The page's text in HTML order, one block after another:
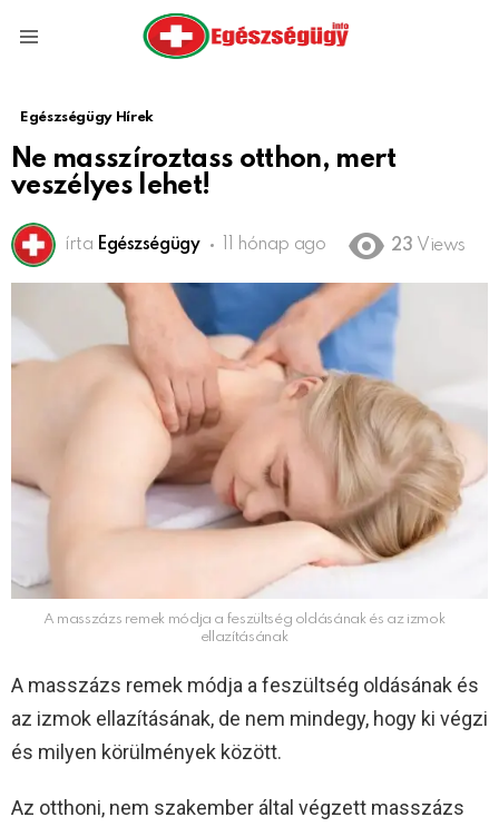
Egészségügy Hírek
Ne masszíroztass otthon, mert
veszélyes lehet!
írta Egészségügy 11 hónap ago 23 Views
A masszázs remek módja a feszültség oldásának és az izmok
ellazításának
A masszázs remek módja a feszültség oldásának és
az izmok ellazításának, de nem mindegy, hogy ki végzi
és milyen körülmények között.
Az otthoni, nem szakember által végzett masszázs